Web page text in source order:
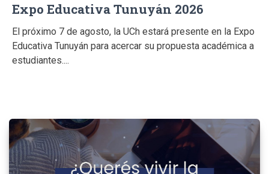
Expo Educativa Tunuyán 2026
El próximo 7 de agosto, la UCh estará presente en la Expo
Educativa Tunuyán para acercar su propuesta académica a
estudiantes....